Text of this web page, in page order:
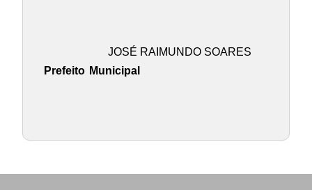
JOSÉ RAIMUNDO SOARES
Prefeito Municipal